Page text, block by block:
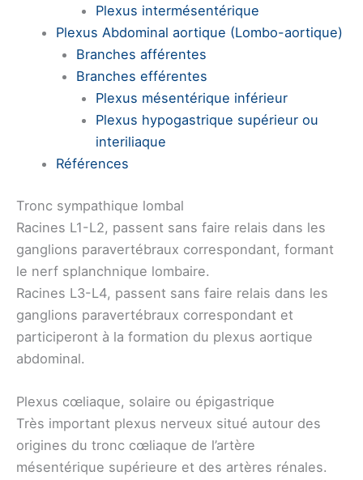
Plexus intermésentérique
Plexus Abdominal aortique (Lombo-aortique)
Branches afférentes
Branches efférentes
Plexus mésentérique inférieur
Plexus hypogastrique supérieur ou
interiliaque
Références
Tronc sympathique lombal
Racines L1-L2, passent sans faire relais dans les
ganglions paravertébraux correspondant, formant
le nerf splanchnique lombaire.
Racines L3-L4, passent sans faire relais dans les
ganglions paravertébraux correspondant et
participeront à la formation du plexus aortique
abdominal.
Plexus cœliaque, solaire ou épigastrique
Très important plexus nerveux situé autour des
origines du tronc cœliaque de l’artère
mésentérique supérieure et des artères rénales.